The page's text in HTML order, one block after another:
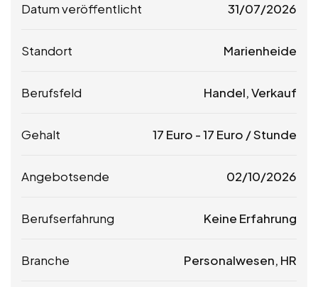
Datum veröffentlicht 31/07/2026
Standort Marienheide
Berufsfeld Handel, Verkauf
Gehalt 17 Euro -17 Euro / Stunde
Angebotsende 02/10/2026
Berufserfahrung Keine Erfahrung
Branche Personalwesen, HR